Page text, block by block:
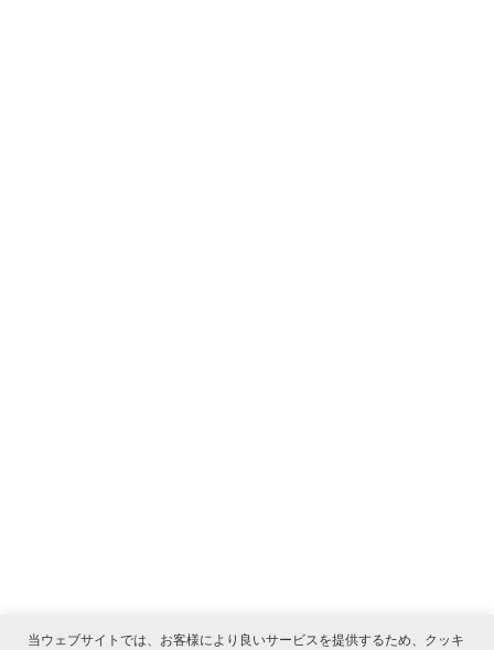
当ウェブサイトでは、お客様により良いサービスを提供するため、クッキ